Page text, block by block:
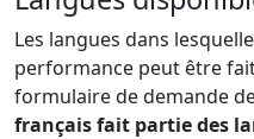
Les langues dans
performance peut être
formulaire de demande
français fait partie des